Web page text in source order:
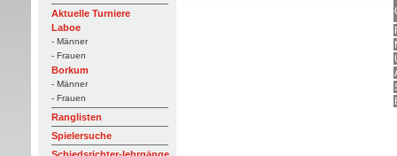
Aktuelle Turniere
Laboe
- Männer
- Frauen
Borkum
- Männer
- Frauen
Ranglisten
Spielersuche